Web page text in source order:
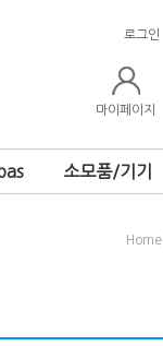
로그인
마이페이지
소모품/기기
Home